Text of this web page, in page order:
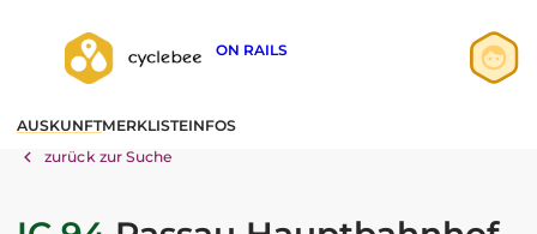
ON RAILS
AUSKUNFTMERKLISTEINFOS
zurück zur Suche